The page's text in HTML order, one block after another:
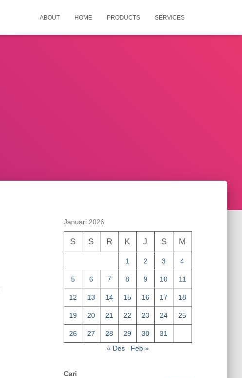
ABOUT HOME PRODUCTS SERVICES
Januari 2026
S S R K J S M
1 2 3 4
5 6 7 8 9 10 11
12 13 14 15 16 17 18
19 20 21 22 23 24 25
26 27 28 29 30
31
« Des
Feb »
Cari